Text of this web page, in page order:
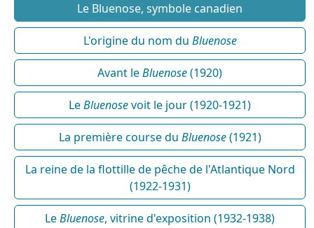
Le Bluenose, symbole canadien
L'origine du nom du Bluenose
Avant leBluenose(1920)
LeBluenosevoit le jour (1920-1921)
La première course du Bluenose(1921)
La reine de la flottille de pêche de l'Atlantique Nord
(1922-1931)
LeBluenose, vitrine d'exposition (1932-1938)